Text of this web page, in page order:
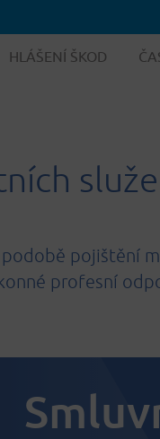
HLÁŠENÍ ŠKOD
pojištění
profesní